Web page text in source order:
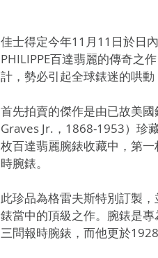
佳士得定今年11月11日於日
PHILIPPE百達翡麗的傳奇之
計，勢必引起全球錶迷的哄動
首先拍賣的傑作是由已故美國
Graves Jr.，1868-1953）珍
枚百達翡麗腕錶收藏中，第
時腕錶。
此珍品為格雷夫斯特別訂製
錶當中的頂級之作。腕錶是
三問報時腕錶，而他更於